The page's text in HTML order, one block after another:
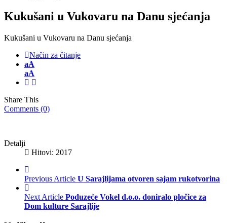
Kukušani u Vukovaru na Danu sjećanja
Kukušani u Vukovaru na Danu sjećanja
Način za čitanje
aA
aA
Share This
Comments (0)
Detalji
Hitovi: 2017
Previous Article U Sarajlijama otvoren sajam rukotvorina
Next Article Poduzeće Vokel d.o.o. doniralo pločice za
Dom kulture Sarajlije